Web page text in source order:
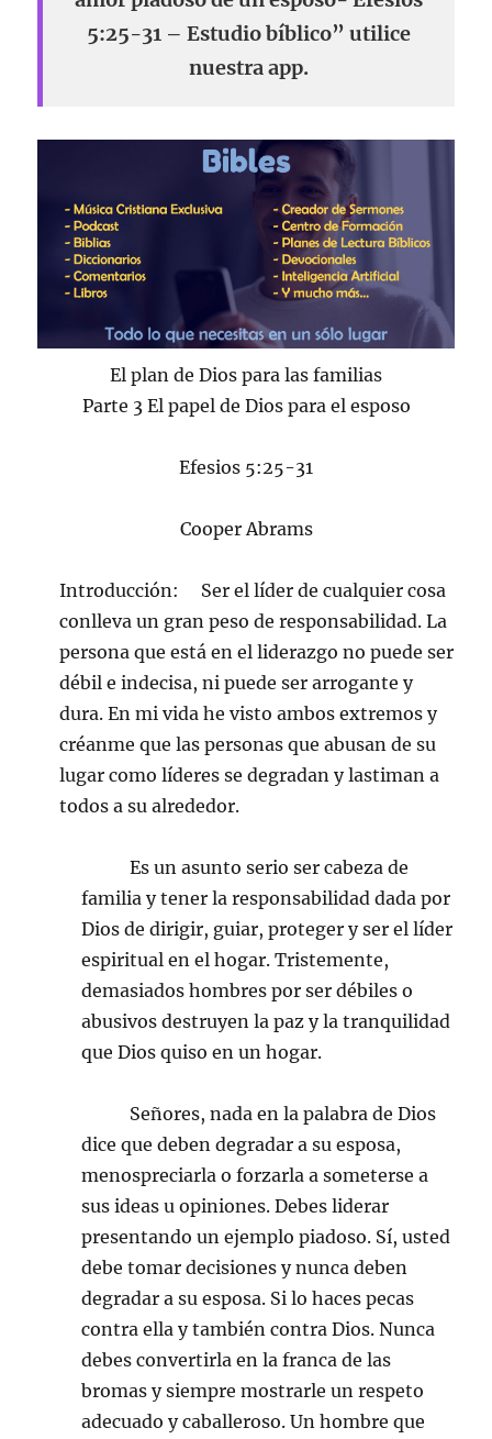
5:25-31 – Estudio bíblico” utilice
nuestra app.
El plan de Dios para las familias
Parte 3 El papel de Dios para el esposo
Efesios 5:25-31
Cooper Abrams
Introducción: Ser el líder de cualquier cosa
conlleva un gran peso de responsabilidad. La
persona que está en el liderazgo no puede ser
débil e indecisa, ni puede ser arrogante y
dura. En mi vida he visto ambos extremos y
créanme que las personas que abusan de su
lugar como líderes se degradan y lastiman a
todos a su alrededor.
Es un asunto serio ser cabeza de
familia y tener la responsabilidad dada por
Dios de dirigir, guiar, proteger y ser el líder
espiritual en el hogar. Tristemente,
demasiados hombres por ser débiles o
abusivos destruyen la paz y la tranquilidad
que Dios quiso en un hogar.
Señores, nada en la palabra de Dios
dice que deben degradar a su esposa,
menospreciarla o forzarla a someterse a
sus ideas u opiniones. Debes liderar
presentando un ejemplo piadoso. Sí, usted
debe tomar decisiones y nunca deben
degradar a su esposa. Si lo haces pecas
contra ella y también contra Dios. Nunca
debes convertirla en la franca de las
bromas y siempre mostrarle un respeto
adecuado y caballeroso. Un hombre que